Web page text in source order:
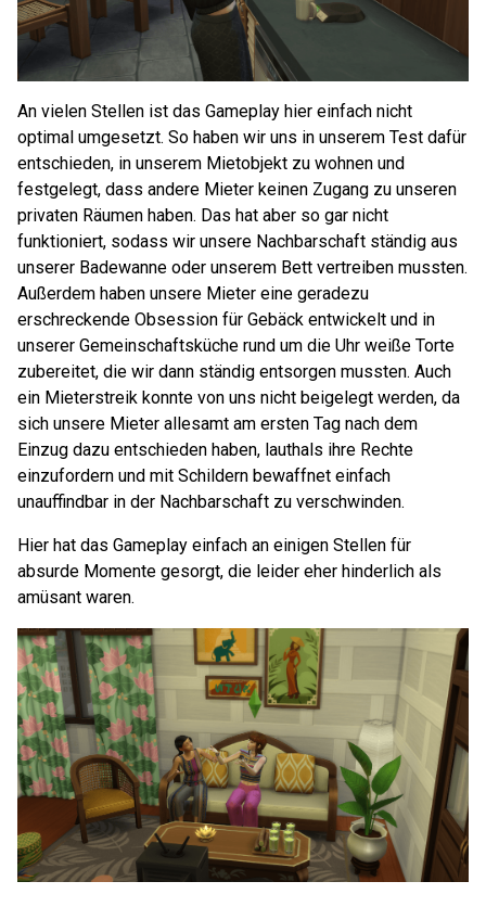
An vielen Stellen ist das Gameplay hier einfach nicht
optimal umgesetzt. So haben wir uns in unserem Test dafür
entschieden, in unserem Mietobjekt zu wohnen und
festgelegt, dass andere Mieter keinen Zugang zu unseren
privaten Räumen haben. Das hat aber so gar nicht
funktioniert, sodass wir unsere Nachbarschaft ständig aus
unserer Badewanne oder unserem Bett vertreiben mussten.
Außerdem haben unsere Mieter eine geradezu
erschreckende Obsession für Gebäck entwickelt und in
unserer Gemeinschaftsküche rund um die Uhr weiße Torte
zubereitet, die wir dann ständig entsorgen mussten. Auch
ein Mieterstreik konnte von uns nicht beigelegt werden, da
sich unsere Mieter allesamt am ersten Tag nach dem
Einzug dazu entschieden haben, lauthals ihre Rechte
einzufordern und mit Schildern bewaffnet einfach
unauffindbar in der Nachbarschaft zu verschwinden.
Hier hat das Gameplay einfach an einigen Stellen für
absurde Momente gesorgt, die leider eher hinderlich als
amüsant waren.